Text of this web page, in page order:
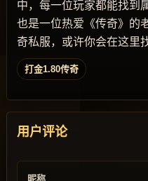
中，每一位玩家都能找到
也是一位热爱《传奇》的
奇私服，或许你会在这里
打金1.80传奇
用户评论
昵称